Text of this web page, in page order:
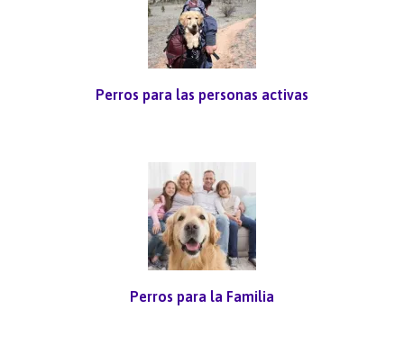
Perros para las personas activas
Perros para la Familia